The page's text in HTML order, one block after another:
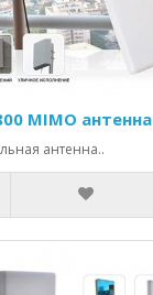
MIMO антенна
антенна..